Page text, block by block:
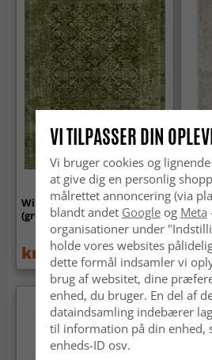
Wilton-tæppe - Denizli
(grøn)
kr.329 kr.439
VI TILPASSER DIN
Vi bruger cookies og
at give dig en personlig
målrettet annoncering (via
blandt andet Googleog Meta
organisationer under
holde vores websites
dette formål indsamler vi
brug af websitet, dine
enhed, du bruger. En del af
dataindsamling indebærer
til information på din enhed,
enheds-ID osv.